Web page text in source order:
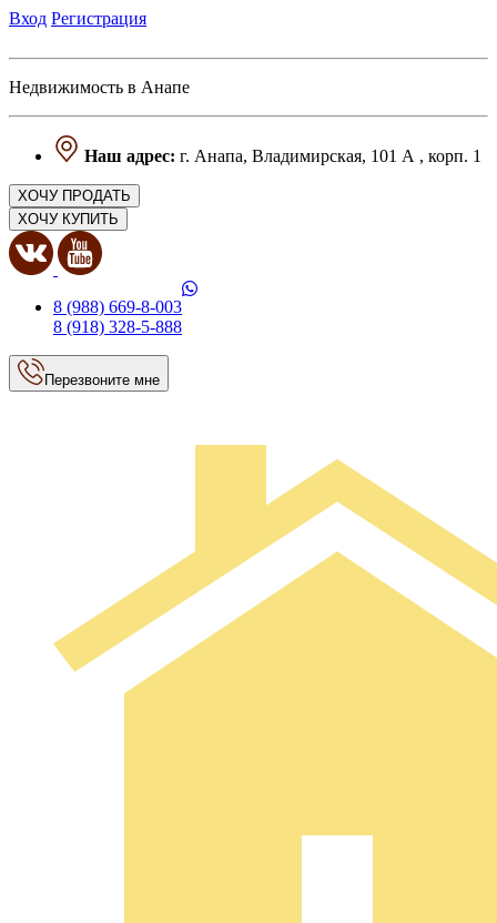
Вход Регистрация
Недвижимость в Анапе
Наш адрес: г. Анапа, Владимирская, 101 А , корп. 1
ХОЧУ ПРОДАТЬ
ХОЧУ КУПИТЬ
8 (988) 669-8-003
8 (918) 328-5-888
Перезвоните мне